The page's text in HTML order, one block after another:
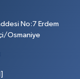
No:7 Erdem
Osmaniye